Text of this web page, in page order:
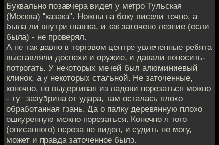
Буквально позавчера видел у метро Тульская
(Москва) "казака". Ножны на боку висели точно, а
была ли внутри шашка, и как заточено лезвие (если
была) - не проверял.
А не так давно в торговом центре увлеченные ребята
выставляли доспехи и оружие, и давали поносить-
потрогать. У некоторых мечей был алюминиевый
клинок, а у некоторых стальной. Не заточенные,
конечно, но выдергивая из ладони порезаться можно
- тут зазубрина от удара, там осталась плохо
обработанная грань. Да о палку деревянную плохо
ошкуренную можно порезаться. Конечно я того
(описанного) пореза не видел, и судить не могу,
может и правда заточенное было.